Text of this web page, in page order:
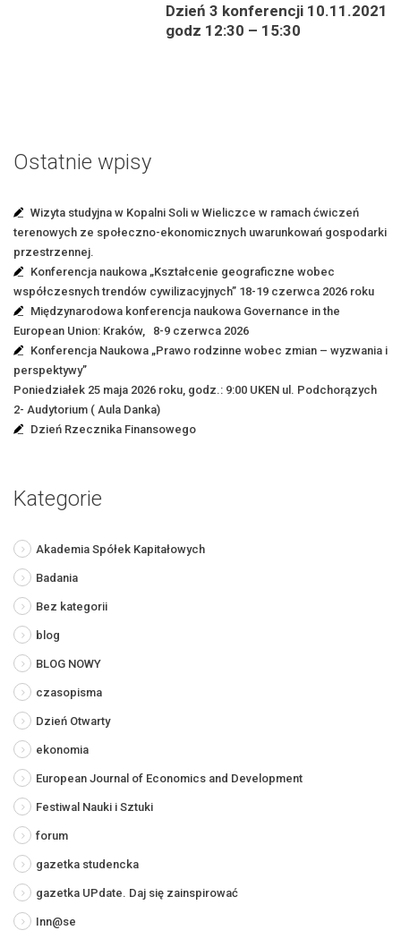
Dzień 3 konferencji 10.11.2021
godz 12:30 – 15:30
Ostatnie wpisy
Wizyta studyjna w Kopalni Soli w Wieliczce w ramach ćwiczeń
terenowych ze społeczno-ekonomicznych uwarunkowań gospodarki
przestrzennej.
Konferencja naukowa „Kształcenie geograficzne wobec
współczesnych trendów cywilizacyjnych” 18-19 czerwca 2026 roku
Międzynarodowa konferencja naukowa Governance in the
European Union: Kraków, 8-9 czerwca 2026
Konferencja Naukowa „Prawo rodzinne wobec zmian – wyzwania i
perspektywy”
Poniedziałek 25 maja 2026 roku, godz.: 9:00 UKEN ul. Podchorązych
2- Audytorium ( Aula Danka)
Dzień Rzecznika Finansowego
Kategorie
Akademia Spółek Kapitałowych
Badania
Bez kategorii
blog
BLOG NOWY
czasopisma
Dzień Otwarty
ekonomia
European Journal of Economics and Development
Festiwal Nauki i Sztuki
forum
gazetka studencka
gazetka UPdate. Daj się zainspirować
Inn@se